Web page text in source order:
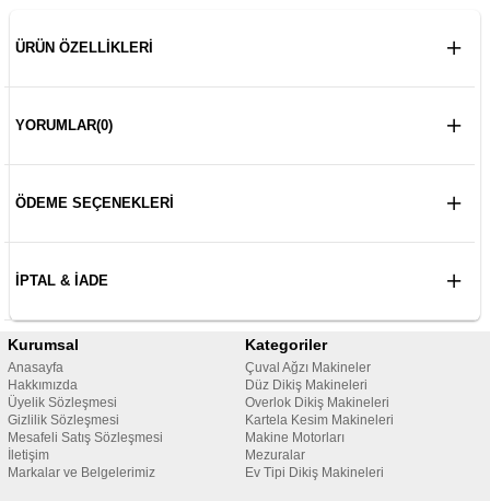
ÜRÜN ÖZELLIKLERI
YORUMLAR(0)
ÖDEME SEÇENEKLERI
İPTAL & İADE
Kurumsal
Anasayfa
Hakkımızda
Üyelik Sözleşmesi
Gizlilik Sözleşmesi
Mesafeli Satış Sözleşmesi
İletişim
Markalar ve Belgelerimiz
Kategoriler
Çuval Ağzı Makineler
Düz Dikiş Makineleri
Overlok Dikiş Makineleri
Kartela Kesim Makineleri
Makine Motorları
Mezuralar
Ev Tipi Dikiş Makineleri